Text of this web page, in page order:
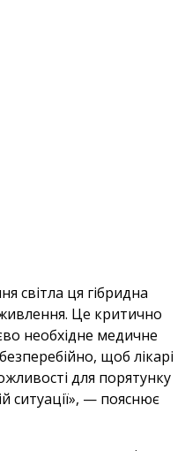
світла ця гібридна
Це критично
необхідне медичне
щоб лікарі
для порятунку
ситуації», — пояснює